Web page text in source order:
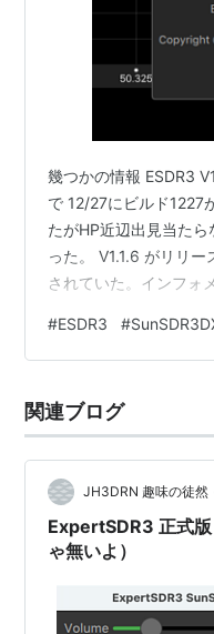
幾つかの情報 ESDR3
で 12/27にビルド1227
たがHP近辺出見当た
った。 V1.1.6 がリリー
されていた。インフォ
が、、、電源が入らな
折発生するミスだと思
びEE社のHPを見た所、
た！？早いなあ〜。…
#ESDR3 #
関連ブログ
JH3DRN 趣味の徒然
ExpertSDR3 正式版
ゃ無いよ）